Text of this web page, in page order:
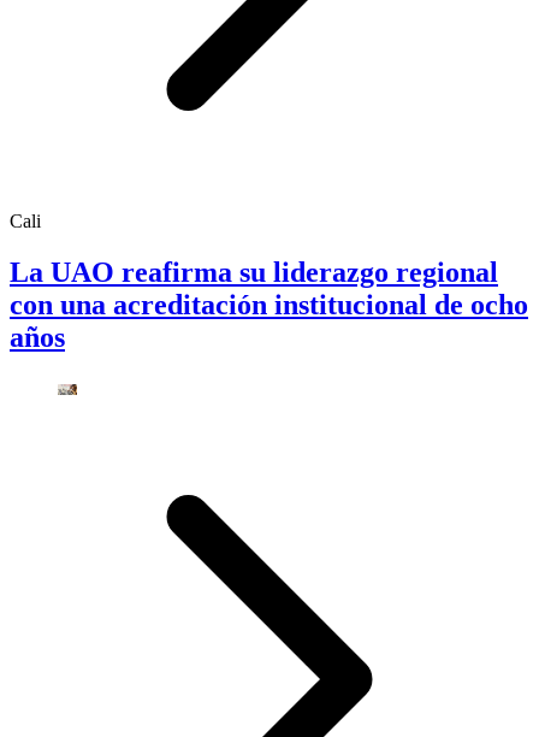
Cali
La UAO reafirma su liderazgo regional
con una acreditación institucional de ocho
años